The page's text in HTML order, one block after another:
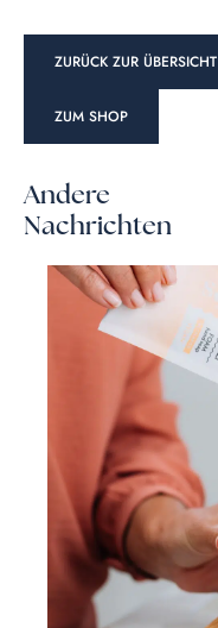
ZURÜCK ZUR ÜBERSICHT
ZUM SHOP
Andere
Nachrichten